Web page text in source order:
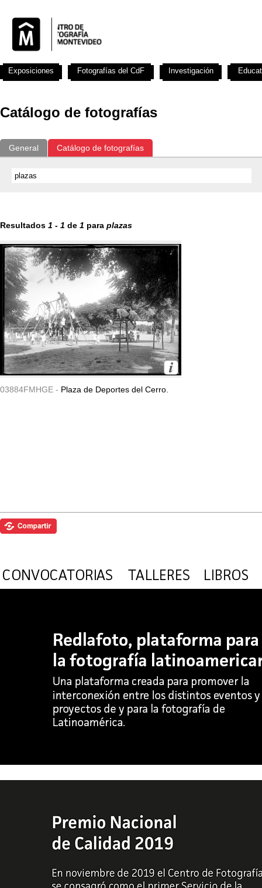
Catálogo de fotografías
General Catálogo de fotografías
Resultados 1 - 1 de 1 para plazas
03884FMHGE - Plaza de Deportes del Cerro.
Exposiciones Fotografías del CdF Investigación